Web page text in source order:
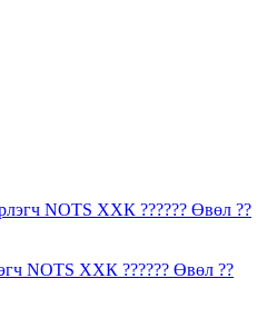
NOTS ХХК ?????? Өвөл ?️?️